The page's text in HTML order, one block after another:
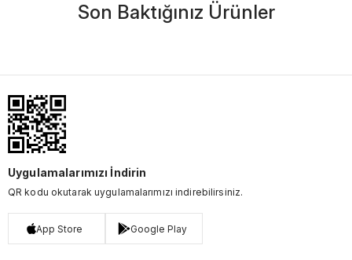
Son Baktığınız Ürünler
Uygulamalarımızı İndirin
QR kodu okutarak uygulamalarımızı indirebilirsiniz.
App Store Google Play